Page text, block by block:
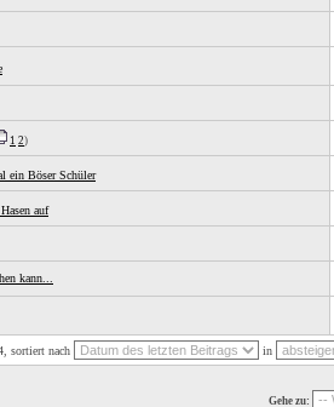
1 2)
ein Böser Schüler
auf
kann...
sortiert nach in
Gehe zu: